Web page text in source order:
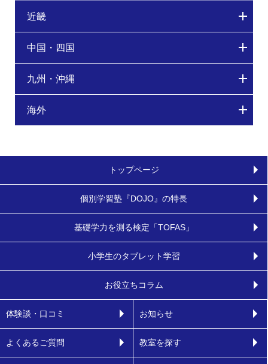
近畿
中国・四国
九州・沖縄
海外
トップページ
個別学習塾『DOJO』の特長
基礎学力を測る検定「TOFAS」
小学生のタブレット学習
お役立ちコラム
体験談・口コミ お知らせ
よくあるご質問 教室を探す